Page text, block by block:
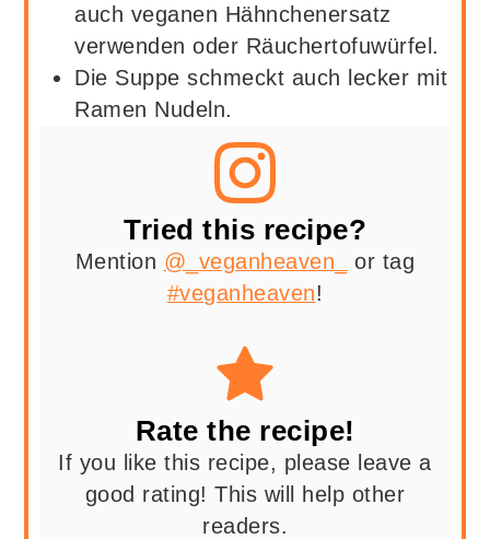
auch veganen Hähnchenersatz
verwenden oder Räuchertofuwürfel.
Die Suppe schmeckt auch lecker mit
Ramen Nudeln.
Tried this recipe?
Mention @_veganheaven_
or tag
#veganheaven!
Rate the recipe!
If you like this recipe, please leave a
good rating! This will help other
readers.